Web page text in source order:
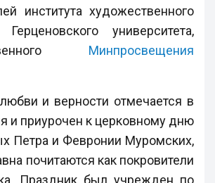
института художественного
Герценовского университета,
Минпросвещения
и верности отмечается в
и приурочен к церковному дню
Петра и Февронии Муромских,
почитаются как покровители
Праздник был учрежден по